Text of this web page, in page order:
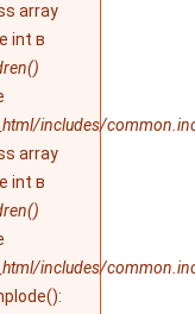
array
int в
includes/
array
int в
includes/